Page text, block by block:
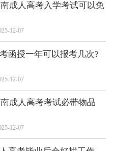
成人高考入学考试可以免
12-07
函授一年可以报考几次?
12-07
成人高考考试必带物品
12-07